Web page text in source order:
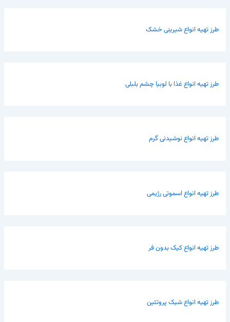
طرز تهیه انواع شیرینی خشک
طرز تهیه انواع غذا با لوبیا چشم بلبلی
طرز تهیه انواع نوشیدنی گرم
طرز تهیه انواع اسموتی رژیمی
طرز تهیه انواع کیک بدون فر
طرز تهیه انواع شیک پروتئین